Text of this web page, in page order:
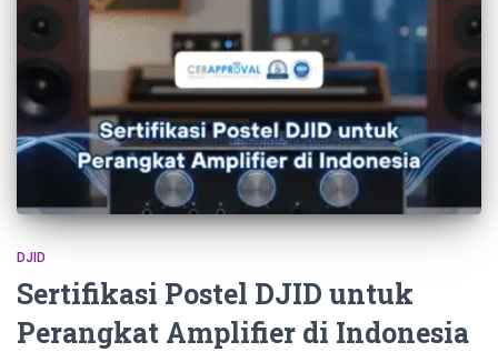
DJID
Sertifikasi Postel DJID untuk
Perangkat Amplifier di Indonesia